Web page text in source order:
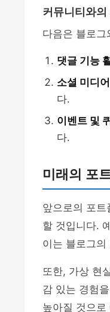
커뮤니티와의
다음은 블로
댓글 기능
소셜 미디
다.
이벤트 및
다.
미래의 포
앞으로의 포
할 것입니다.
이는 블로그
또한, 가상 현
감 있는 경험
높아질 것으